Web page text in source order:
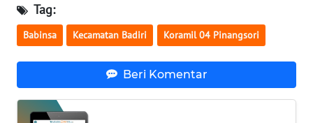
Tag:
Babinsa Kecamatan Badiri Koramil 04 Pinangsori
Beri Komentar
BALI
WN
KALBAR
WN
KALTENG